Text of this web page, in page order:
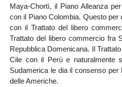
Maya-Chortì, il Piano Alleanza
con il Piano Colombia. Questo
con il Trattato del libero
Trattato del libero commercio fra
Repubblica Domenicana. Il
Cile con il Perù e naturalmente
Sudamerica le dia il consenso per
delle Americhe.